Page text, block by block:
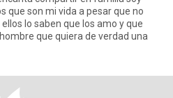
lo saben que los amo y que
estaré para ellos Un hombre que quiera de verdad una